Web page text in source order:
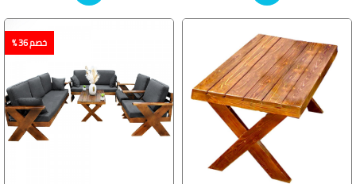
خصم 36 %